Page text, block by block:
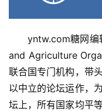
首
页
yntw.com糖网编
and Agriculture
联合国专门机构，带
以中立的论坛运作，
坛上，所有国家均平